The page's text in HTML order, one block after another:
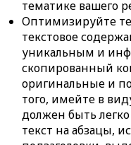
тематике вашего
Оптимизируйте
текстовое
уникальным и
скопированный
оригинальные и
того, имейте в
должен быть
текст на абзацы,